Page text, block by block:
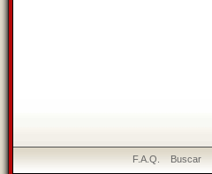
F.A.Q. Buscar